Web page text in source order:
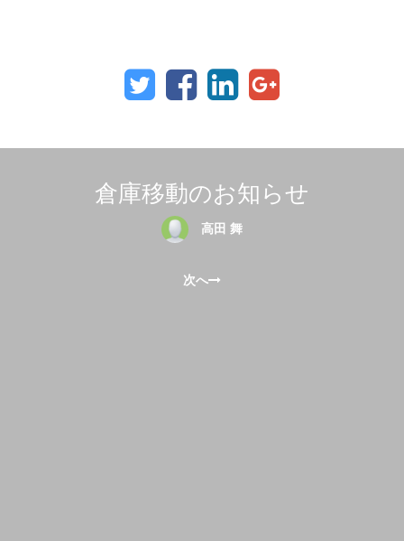
倉庫移動のお知らせ
高田 舞
次へ